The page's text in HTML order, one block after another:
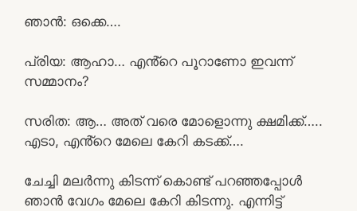
ഞാൻ: ഒക്കെ….
പ്രിയ: ആഹാ… എൻ്റെ പൂറാണോ ഇവന്ന്
സമ്മാനം?
സരിത: ആ… അത് വരെ മോളൊന്നു ക്ഷമിക്ക്…..
എടാ, എൻ്റെ മേലെ കേറി കടക്ക്….
ചേച്ചി മലർന്നു കിടന്ന് കൊണ്ട് പറഞ്ഞപ്പോൾ
ഞാൻ വേഗം മേലെ കേറി കിടന്നു. എന്നിട്ട്